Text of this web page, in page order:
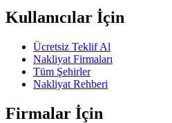
Kullanıcılar İçin
Ücretsiz Teklif Al
Nakliyat Firmaları
Tüm Şehirler
Nakliyat Rehberi
Firmalar İçin